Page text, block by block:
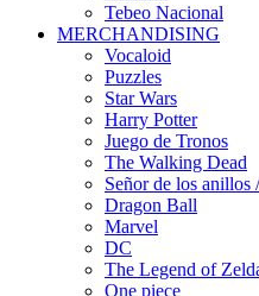
Tebeo Nacional
MERCHANDISING
Vocaloid
Puzzles
Star Wars
Harry Potter
Juego de Tronos
The Walking Dead
Señor de los anillos
Dragon Ball
Marvel
DC
The Legend of
One piece